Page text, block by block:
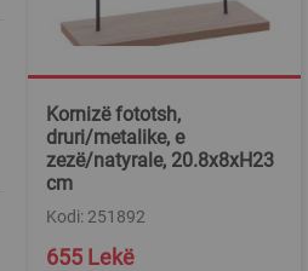
Kornizë fototsh,
druri/metalike, e
zezë/natyrale, 20.8x8xH23
cm
Kodi: 251892
655 Lekë